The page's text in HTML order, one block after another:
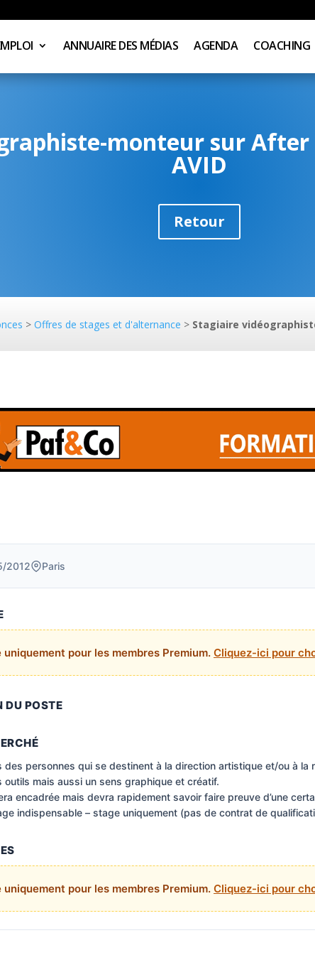
ANNUAIRE DES MÉDIAS AGENDA COACHING
monteur sur
AVID
Retour
>Offres de stages et d'alternance > Stagiaire
2012 Paris
uniquement pour les membres Premium. Cliquez-ici pour
DU POSTE
des personnes qui se destinent à la direction artistique et/ou à la
outils mais aussi un sens graphique et créatif.
encadrée mais devra rapidement savoir faire preuve d’une
indispensable – stage uniquement (pas de contrat de
uniquement pour les membres Premium. Cliquez-ici pour